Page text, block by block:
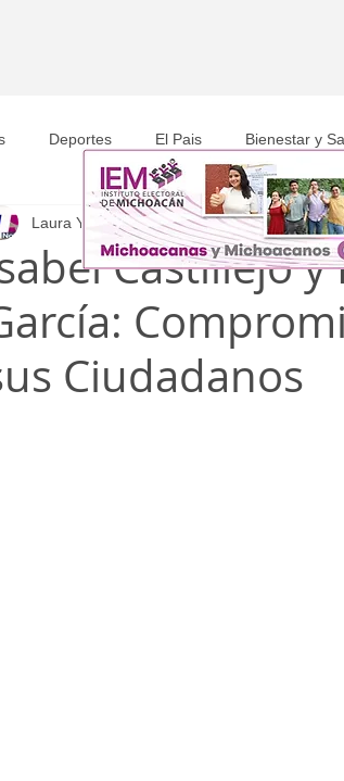
Deportes El Pais Bienestar y
Municipales COVID-19
Castillejo y
Ciudadanos
Laura Yépez 15 may 2024 1 min de lectura